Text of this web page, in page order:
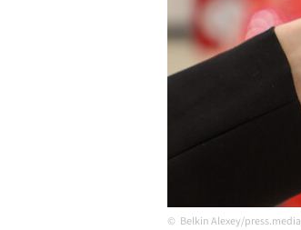
Belkin Alexey/